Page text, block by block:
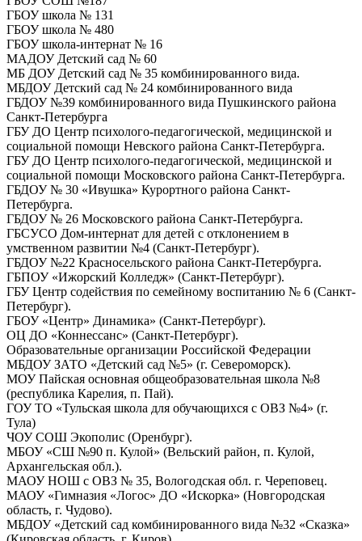
ГБОУ школа № 131
ГБОУ школа № 480
ГБОУ школа-интернат № 16
МАДОУ Детский сад № 60
МБ ДОУ Детский сад № 35 комбинированного вида.
МБДОУ Детский сад № 24 комбинированного вида
ГБДОУ №39 комбинированного вида Пушкинского района
Санкт-Петербурга
ГБУ ДО Центр психолого-педагогической, медицинской и
социальной помощи Невского района Санкт-Петербурга.
ГБУ ДО Центр психолого-педагогической, медицинской и
социальной помощи Московского района Санкт-Петербурга.
ГБДОУ № 30 «Ивушка» Курортного района Санкт-
Петербурга.
ГБДОУ № 26 Московского района Санкт-Петербурга.
ГБСУСО Дом-интернат для детей с отклонением в
умственном развитии №4 (Санкт-Петербург).
ГБДОУ №22 Красносельского района Санкт-Петербурга.
ГБПОУ «Ижорский Колледж» (Санкт-Петербург).
ГБУ Центр содействия по семейному воспитанию № 6 (Санкт-
Петербург).
ГБОУ «Центр» Динамика» (Санкт-Петербург).
ОЦ ДО «Коннессанс» (Санкт-Петербург).
Образовательные организации Российской Федерации
МБДОУ ЗАТО «Детский сад №5» (г. Североморск).
МОУ Пайская основная общеобразовательная школа №8
(республика Карелия, п. Пай).
ГОУ ТО «Тульская школа для обучающихся с ОВЗ №4» (г.
Тула)
ЧОУ СОШ Экополис (Оренбург).
МБОУ «СШ №90 п. Кулой» (Вельский район, п. Кулой,
Архангельская обл.).
МАОУ НОШ с ОВЗ № 35, Вологодская обл. г. Череповец.
МАОУ «Гимназия «Логос» ДО «Искорка» (Новгородская
область, г. Чудово).
МБДОУ «Детский сад комбинированного вида №32 «Сказка»